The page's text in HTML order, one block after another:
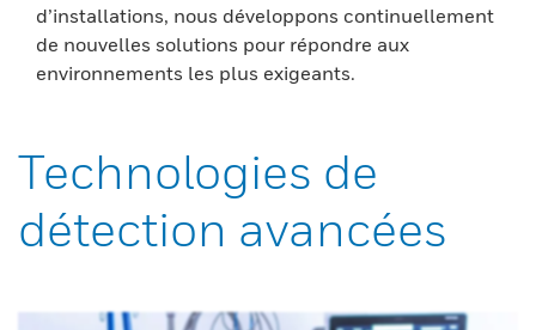
d’installations, nous développons continuellement
de nouvelles solutions pour répondre aux
environnements les plus exigeants.
Technologies de
détection avancées